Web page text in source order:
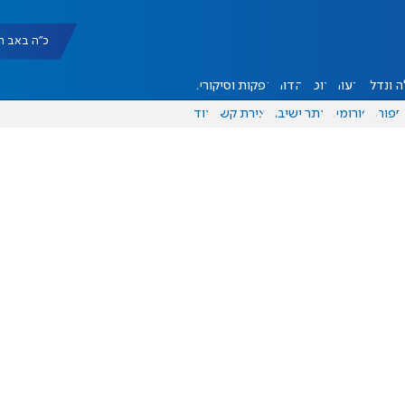
כ"ה באב תשפ"ו
ונדל"ן דעות אוכל יהדות הפקות וסיקורים
ספורט פורומים אתר ישיבה יצירת קשר עוד